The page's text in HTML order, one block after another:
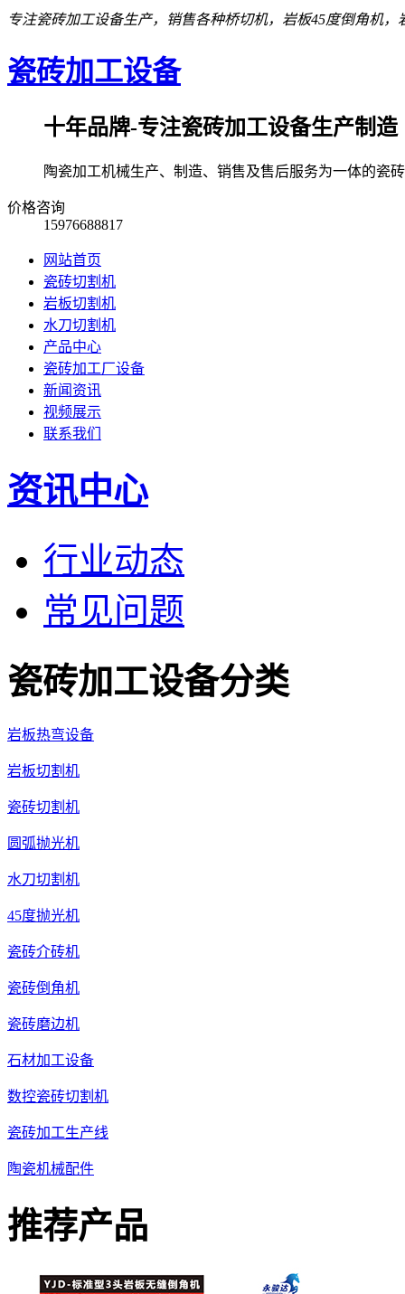
专注瓷砖加工设备生产，销售各种桥切机，岩板45度倒角机
瓷砖加工设备
十年品牌-专注瓷砖加工设备生产制造
陶瓷加工机械生产、制造、销售及售后服务为一体的瓷
价格咨询
15976688817
网站首页
瓷砖切割机
岩板切割机
水刀切割机
产品中心
瓷砖加工厂设备
新闻资讯
视频展示
联系我们
资讯中心
行业动态
常见问题
瓷砖加工设备分类
岩板热弯设备
岩板切割机
瓷砖切割机
圆弧抛光机
水刀切割机
45度抛光机
瓷砖介砖机
瓷砖倒角机
瓷砖磨边机
石材加工设备
数控瓷砖切割机
瓷砖加工生产线
陶瓷机械配件
推荐产品